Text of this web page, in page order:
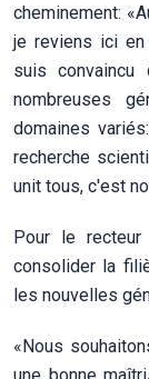
cheminement:
je reviens ici en
suis
nombreuses
domaines
recherche
unit tous, c'est
Pour le
consolider la
les nouvelles
«Nous
une bonne